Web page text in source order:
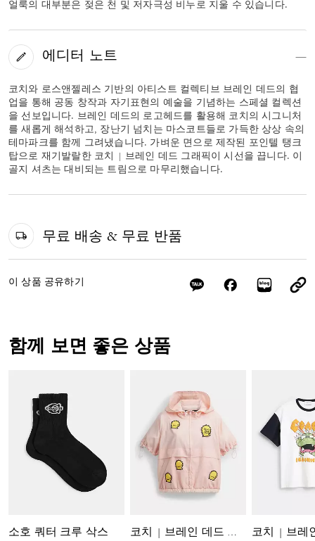
얼룩의 대부분은 젖은 천 및 저자극성 비누로 지울 수 있습니다.
에디터 노트
코치와 로스앤젤레스 기반의 아티스트 컬렉티브 브레인 데드의 협
업을 통해 공동 창작과 자기표현의 예술을 기념하는 스페셜 컬렉션
을 선보입니다. 브레인 데드의 로고헤드를 활용해 코치의 시그니처
를 새롭게 해석하고, 장난기 넘치는 마스코트들로 가득한 상상 속의
테마파크를 함께 그려냈습니다. 가벼운 면으로 제작된 포인텔 탱크
탑으로 재기발랄한 코치 | 브레인 데드 그래픽이 시선을 끕니다. 이
골지 셔츠는 대비되는 트림으로 마무리했습니다.
무료 배송 & 무료 반품
이 상품 공유하기
함께 보면 좋은 상품
소호 쿼터 크루 삭스 코치 | 브레인 데드 숏 슬리브 윈드브레이커